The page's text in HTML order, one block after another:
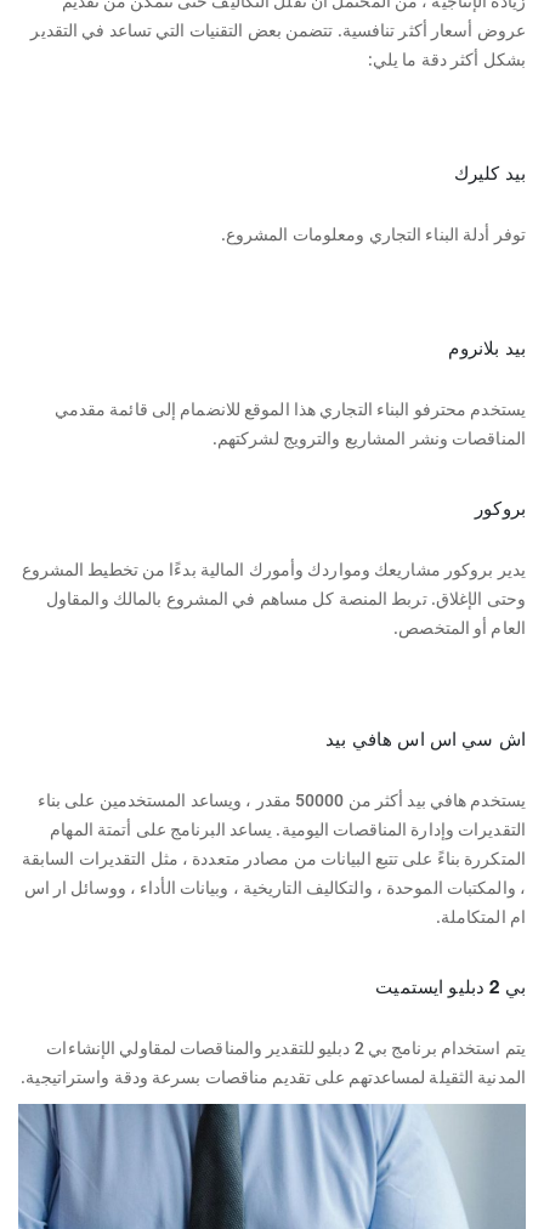
عروض أسعار أكثر تنافسية. تتضمن بعض التقنيات التي تساعد في التقدير
بشكل أكثر دقة ما يلي:
بيد كليرك
توفر أدلة البناء التجاري ومعلومات المشروع.
بيد بلانروم
يستخدم محترفو البناء التجاري هذا الموقع للانضمام إلى قائمة مقدمي
المناقصات ونشر المشاريع والترويج لشركتهم.
بروكور
يدير بروكور مشاريعك ومواردك وأمورك المالية بدءًا من تخطيط المشروع
وحتى الإغلاق. تربط المنصة كل مساهم في المشروع بالمالك والمقاول
العام أو المتخصص.
اش سي اس اس هافي بيد
يستخدم هافي بيد أكثر من 50000 مقدر ، ويساعد المستخدمين على بناء
التقديرات وإدارة المناقصات اليومية. يساعد البرنامج على أتمتة المهام
المتكررة بناءً على تتبع البيانات من مصادر متعددة ، مثل التقديرات السابقة
، والمكتبات الموحدة ، والتكاليف التاريخية ، وبيانات الأداء ، ووسائل ار اس
ام المتكاملة.
بي 2 دبليو ايستميت
يتم استخدام برنامج بي 2 دبليو للتقدير والمناقصات لمقاولي الإنشاءات
المدنية الثقيلة لمساعدتهم على تقديم مناقصات بسرعة ودقة واستراتيجية.